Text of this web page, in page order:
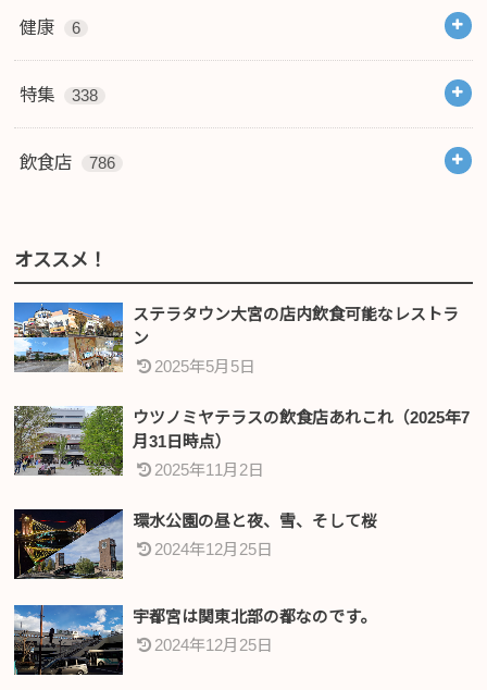
健康 6
特集 338
飲食店 786
オススメ！
ステラタウン大宮の店内飲食可能なレストラ
ン
2025年5月5日
ウツノミヤテラスの飲食店あれこれ（2025年7
月31日時点）
2025年11月2日
環水公園の昼と夜、雪、そして桜
2024年12月25日
宇都宮は関東北部の都なのです。
2024年12月25日